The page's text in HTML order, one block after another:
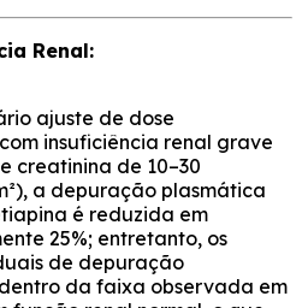
Renal:
ajuste de dose
insuficiência renal grave
creatinina de 10–30
a depuração plasmática
é reduzida em
25%; entretanto, os
de depuração
da faixa observada em